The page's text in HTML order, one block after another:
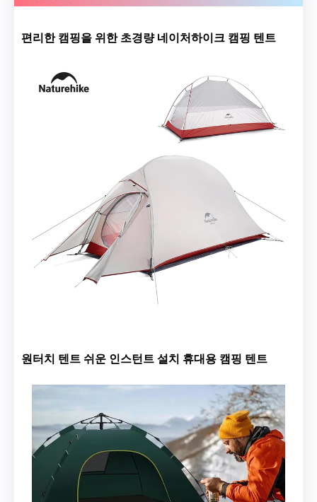
편리한 캠핑을 위한 초경량 네이처하이크 캠핑 텐트
원터치 텐트 쉬운 인스턴트 설치 휴대용 캠핑 텐트